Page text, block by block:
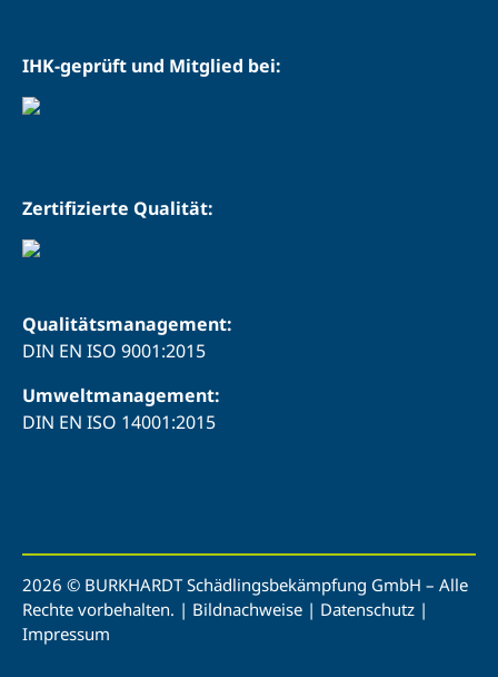
IHK-geprüft und Mitglied bei:
Zertifizierte Qualität:
Qualitätsmanagement:
DIN EN ISO 9001:2015
Umweltmanagement:
DIN EN ISO 14001:2015
2026 © BURKHARDT Schädlingsbekämpfung GmbH – Alle
Rechte vorbehalten. | Bildnachweise | Datenschutz |
Impressum